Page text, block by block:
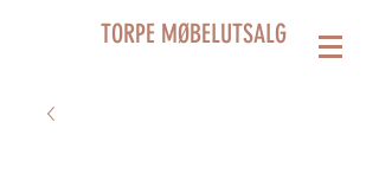
TORPE MØBELUTSALG